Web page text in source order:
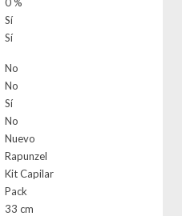
Sí
Sí
No
No
Sí
No
Nuevo
Rapunzel
Kit Capilar
Pack
33 cm